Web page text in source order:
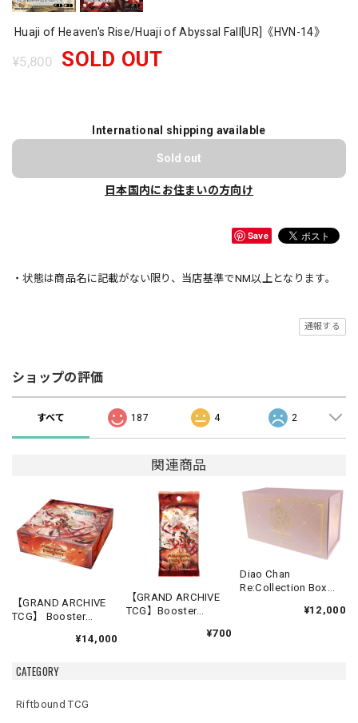
CATEGORY
Riftbound TCG
Huaji of Heaven's Rise/Huaji of Abyssal Fall[UR]《HVN-14》
¥5,800 SOLD OUT
International shipping available
Sold out
日本国内にお住まいの方向け
Save
・状態は商品名に記載がない限り、当店基準でNM以上となります。
通報する
ショップの評価
すべて 187 4 2
関連商品
【GRAND ARCHIVE
TCG】 Booster
【Abyssal Heaven】
¥14,000
【GRAND ARCHIVE
TCG】Booster
Heaven】《英語版》
¥700
Diao Chan
Re:Collection Box
¥12,000